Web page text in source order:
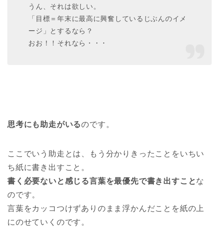
うん、それは欲しい。
「目標＝年末に最高に興奮しているじぶんのイメ
ージ」とするなら？
おお！！それなら・・・
思考にも助走がいるのです。
ここでいう助走とは、もう分かりきったことをいちい
ち紙に書き出すこと。
書く必要ないと感じる言葉を最優先で書き出すことな
のです。
言葉をカッコつけずありのまま浮かんだことを紙の上
にのせていくのです。